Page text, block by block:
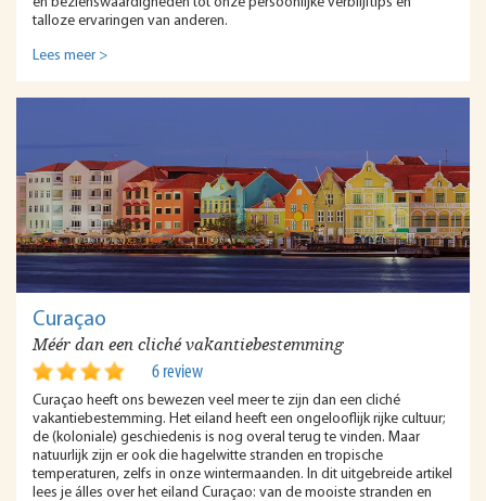
talloze ervaringen van anderen.
Lees meer >
Curaçao
Méér dan een cliché vakantiebestemming
6 review
Curaçao heeft ons bewezen veel meer te zijn dan een cliché
vakantiebestemming. Het eiland heeft een ongelooflijk rijke cultuur;
de (koloniale) geschiedenis is nog overal terug te vinden. Maar
natuurlijk zijn er ook die hagelwitte stranden en tropische
temperaturen, zelfs in onze wintermaanden. In dit uitgebreide artikel
lees je álles over het eiland Curaçao: van de mooiste stranden en